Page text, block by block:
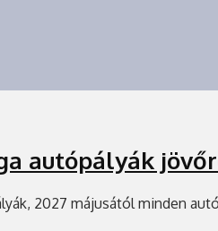
autópályák
2027 májusától minden